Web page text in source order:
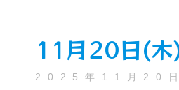
11月20日(木
2025年11月20日